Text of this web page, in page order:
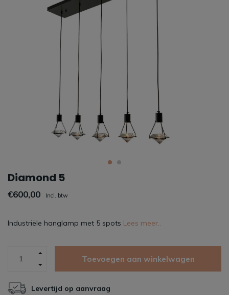
Diamond 5
€600,00 Incl. btw
Industriële hanglamp met 5 spots Lees meer..
Toevoegen aan winkelwagen
Levertijd op aanvraag